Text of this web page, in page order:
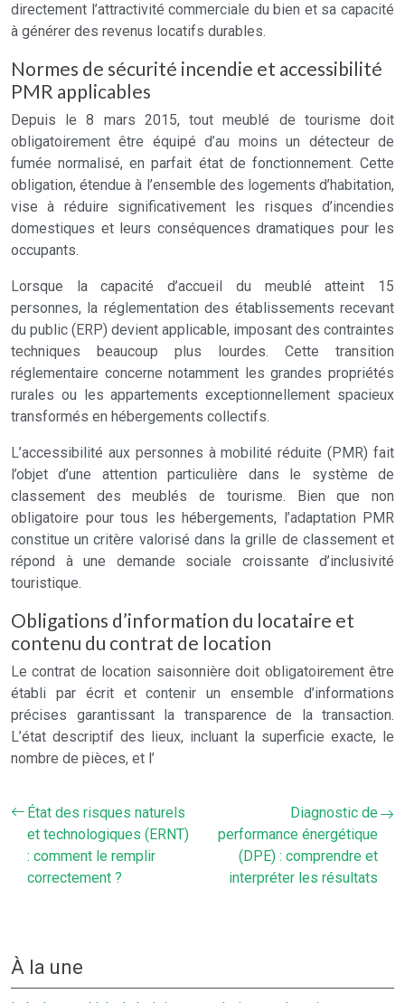
directement l’attractivité commerciale du bien et sa capacité
à générer des revenus locatifs durables.
Normes de sécurité incendie et accessibilité
PMR applicables
Depuis le 8 mars 2015, tout meublé de tourisme doit
obligatoirement être équipé d’au moins un détecteur de
fumée normalisé, en parfait état de fonctionnement. Cette
obligation, étendue à l’ensemble des logements d’habitation,
vise à réduire significativement les risques d’incendies
domestiques et leurs conséquences dramatiques pour les
occupants.
Lorsque la capacité d’accueil du meublé atteint 15
personnes, la réglementation des établissements recevant
du public (ERP) devient applicable, imposant des contraintes
techniques beaucoup plus lourdes. Cette transition
réglementaire concerne notamment les grandes propriétés
rurales ou les appartements exceptionnellement spacieux
transformés en hébergements collectifs.
L’accessibilité aux personnes à mobilité réduite (PMR) fait
l’objet d’une attention particulière dans le système de
classement des meublés de tourisme. Bien que non
obligatoire pour tous les hébergements, l’adaptation PMR
constitue un critère valorisé dans la grille de classement et
répond à une demande sociale croissante d’inclusivité
touristique.
Obligations d’information du locataire et
contenu du contrat de location
Le contrat de location saisonnière doit obligatoirement être
établi par écrit et contenir un ensemble d’informations
précises garantissant la transparence de la transaction.
L’état descriptif des lieux, incluant la superficie exacte, le
nombre de pièces, et l’
État des risques naturels
et technologiques (ERNT)
: comment le remplir
correctement ?
Diagnostic de
performance énergétique
(DPE) : comprendre et
interpréter les résultats
À la une